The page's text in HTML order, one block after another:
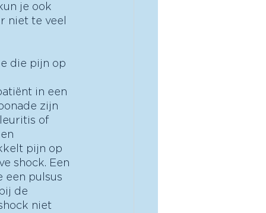
je ook
niet te veel
die pijn op
in een
zijn
of
pijn op
shock. Een
een pulsus
de
niet